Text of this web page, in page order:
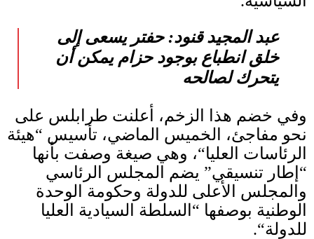
عبد المجيد قنود:حفتر يسعى إلى
خلق انطباع بوجود حزام يمكن أن
يتحرك لصالحه
وفي خضم هذا الزخم، أعلنت طرابلس على
نحو مفاجئ، الخميس الماضي، تأسيس “هيئة
الرئاسات العليا“، وهي صيغة وصفت بأنها
“ إطار تنسيقي” يضم المجلس الرئاسي
والمجلس الأعلى للدولة وحكومة الوحدة
الوطنية بوصفها “ السلطة السيادية العليا
للدولة“.